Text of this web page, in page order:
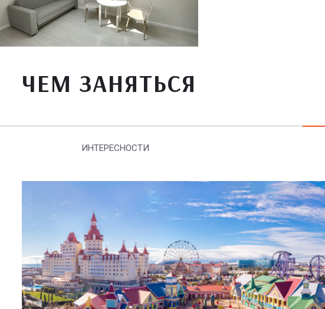
ЧЕМ ЗАНЯТЬСЯ
ИНТЕРЕСНОСТИ